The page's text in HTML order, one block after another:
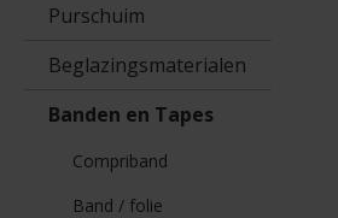
Purschuim
Beglazingsmaterialen
Banden en Tapes
Compriband
Band / folie